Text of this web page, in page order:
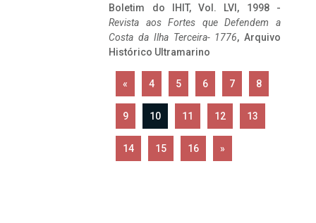
Boletim do IHIT, Vol. LVI, 1998 -
Revista aos Fortes que Defendem a
Costa da Ilha Terceira- 1776, Arquivo
Histórico Ultramarino
« 4 5 6 7 8
9 10 11 12 13
14 15 16 »